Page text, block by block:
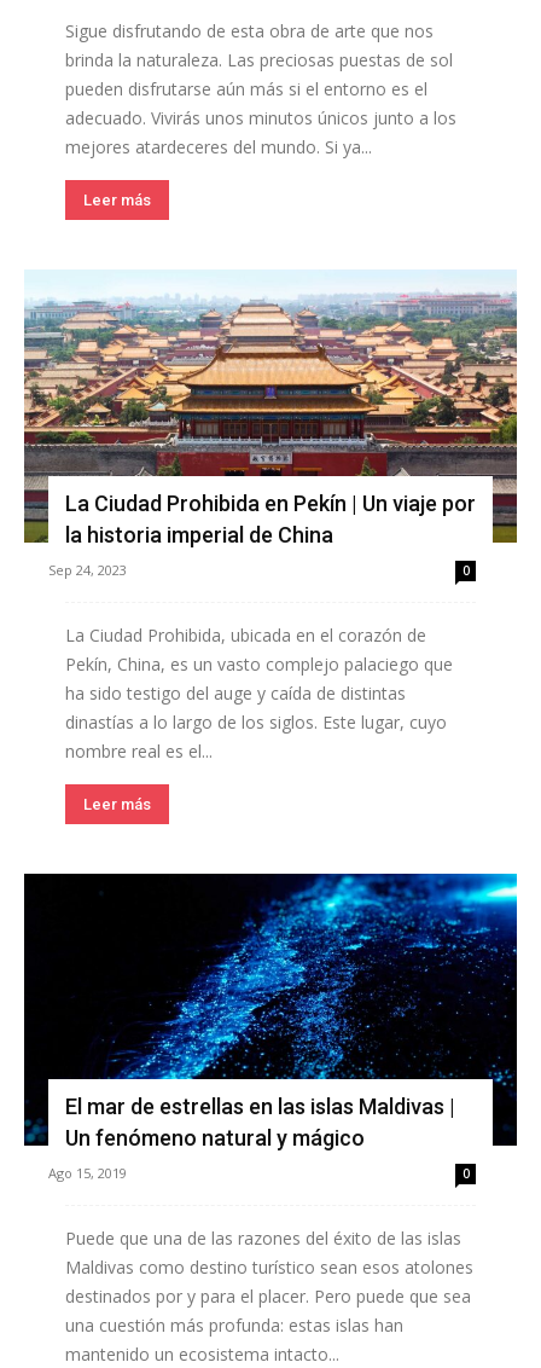
Sigue disfrutando de esta obra de arte que nos
brinda la naturaleza. Las preciosas puestas de sol
pueden disfrutarse aún más si el entorno es el
adecuado. Vivirás unos minutos únicos junto a los
mejores atardeceres del mundo. Si ya...
Leer más
La Ciudad Prohibida en Pekín | Un viaje por
la historia imperial de China
Sep 24, 2023 0
La Ciudad Prohibida, ubicada en el corazón de
Pekín, China, es un vasto complejo palaciego que
ha sido testigo del auge y caída de distintas
dinastías a lo largo de los siglos. Este lugar, cuyo
nombre real es el...
Leer más
El mar de estrellas en las islas Maldivas |
Un fenómeno natural y mágico
Ago 15, 2019 0
Puede que una de las razones del éxito de las islas
Maldivas como destino turístico sean esos atolones
destinados por y para el placer. Pero puede que sea
una cuestión más profunda: estas islas han
mantenido un ecosistema intacto...